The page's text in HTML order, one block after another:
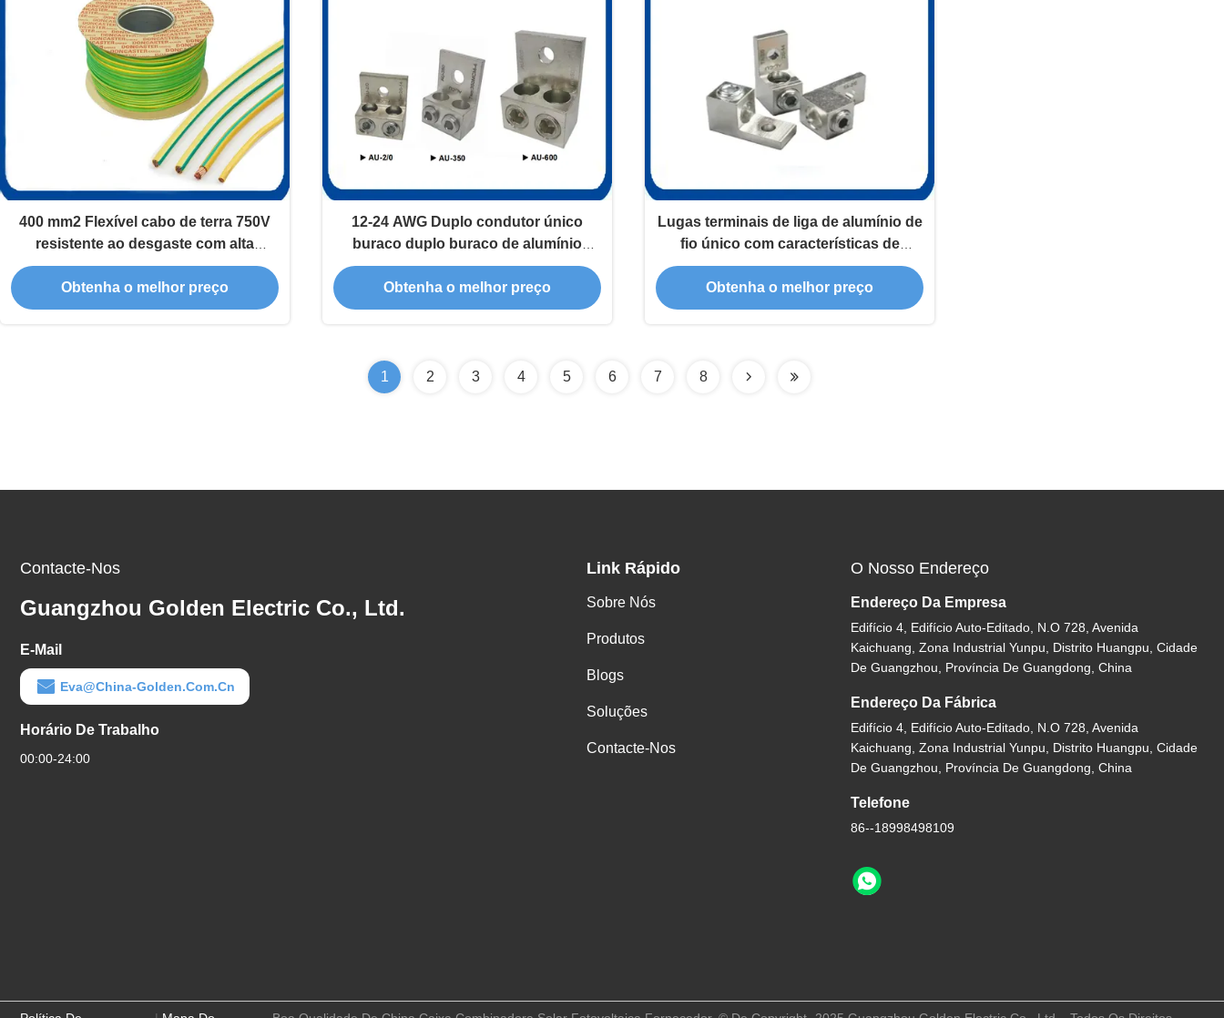
400 mm2 Flexível cabo de terra 750V
resistente ao desgaste com alta
estabilidade
Obtenha o melhor preço
12-24 AWG Duplo condutor único
buraco duplo buraco de alumínio
terminais 30 dias de devolução
Obtenha o melhor preço
Lugas terminais de liga de alumínio de
fio único com características de
proteção ambiental
Obtenha o melhor preço
1 2 3 4 5 6 7 8
Contacte-Nos
Guangzhou Golden Electric Co., Ltd.
E-Mail
Eva@china-Golden.com.cn
Horário De Trabalho
00:00-24:00
Link Rápido
Sobre Nós
Produtos
Blogs
Soluções
Contacte-Nos
O Nosso Endereço
Endereço Da Empresa
Edifício 4, Edifício Auto-Editado, N.o 728, Avenida
Kaichuang, Zona Industrial Yunpu, Distrito Huangpu, Cidade
De Guangzhou, Província De Guangdong, China
Endereço Da Fábrica
Edifício 4, Edifício Auto-Editado, N.o 728, Avenida
Kaichuang, Zona Industrial Yunpu, Distrito Huangpu, Cidade
De Guangzhou, Província De Guangdong, China
Telefone
86--18998498109